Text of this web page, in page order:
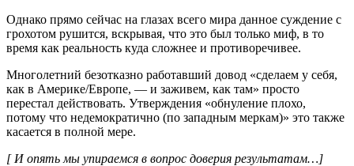
Однако прямо сейчас на глазах всего мира данное суждение с
грохотом рушится, вскрывая, что это был только миф, в то
время как реальность куда сложнее и противоречивее.
Многолетний безотказно работавший довод «сделаем у себя,
как в Америке/Европе, — и заживем, как там» просто
перестал действовать. Утверждения «обнуление плохо,
потому что недемократично (по западным меркам)» это также
касается в полной мере.
[ И опять мы упираемся в вопрос доверия результатам…]